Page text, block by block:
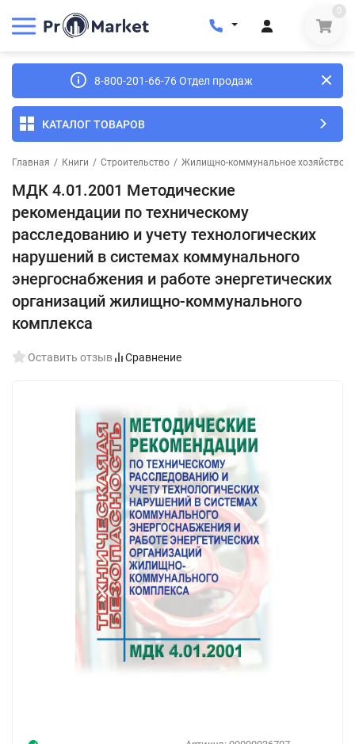
0
8-800-201-66-76 Отдел продаж
КАТАЛОГ ТОВАРОВ
Главная / Книги / Строительство / Жилищно-коммунальное хозяйство
МДК 4.01.2001 Методические
рекомендации по техническому
расследованию и учету технологических
нарушений в системах коммунального
энергоснабжения и работе энергетических
организаций жилищно-коммунального
комплекса
Оставить отзыв Сравнение